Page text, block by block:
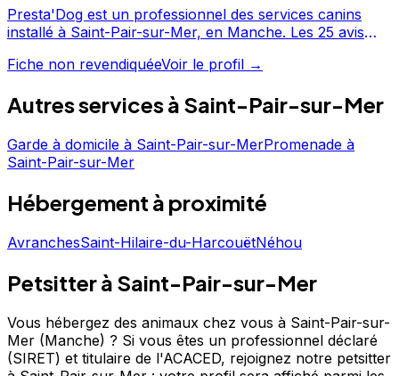
Presta'Dog est un professionnel des services canins
installé à Saint-Pair-sur-Mer, en Manche. Les 25 avis
avec une note moyenne de 5/5. Consultez son profil
Presta'Dog est un professionnel du service canin situé à
avec 25 avis.
Fiche non revendiquéeVoir le profil →
Autres services à Saint-Pair-sur-Mer
Garde à domicile à Saint-Pair-sur-MerPromenade à
Saint-Pair-sur-Mer
Hébergement à proximité
AvranchesSaint-Hilaire-du-HarcouëtNéhou
Petsitter à Saint-Pair-sur-Mer
Vous hébergez des animaux chez vous à Saint-Pair-sur-
Mer (Manche) ? Si vous êtes un professionnel déclaré
(SIRET) et titulaire de l'ACACED, rejoignez notre petsitter